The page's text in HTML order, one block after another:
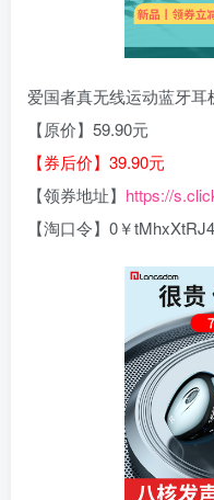
爱国者真无线运动蓝牙耳
【原价】59.90元
【券后价】39.90元
【领券地址】 https://
【淘口令】0￥